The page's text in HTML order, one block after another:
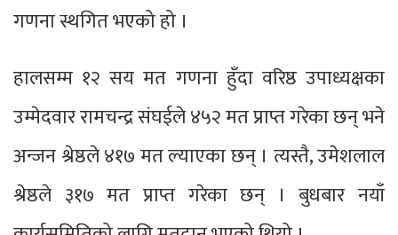
गणना स्थगित भएको हो ।
हालसम्म १२ सय मत गणना हुँदा वरिष्ठ उपाध्यक्षका
उम्मेदवार रामचन्द्र संघईले ४५२ मत प्राप्त गरेका छन् भने
अन्जन श्रेष्ठले ४१७ मत ल्याएका छन् । त्यस्तै, उमेशलाल
श्रेष्ठले ३१७ मत प्राप्त गरेका छन् । बुधबार नयाँ